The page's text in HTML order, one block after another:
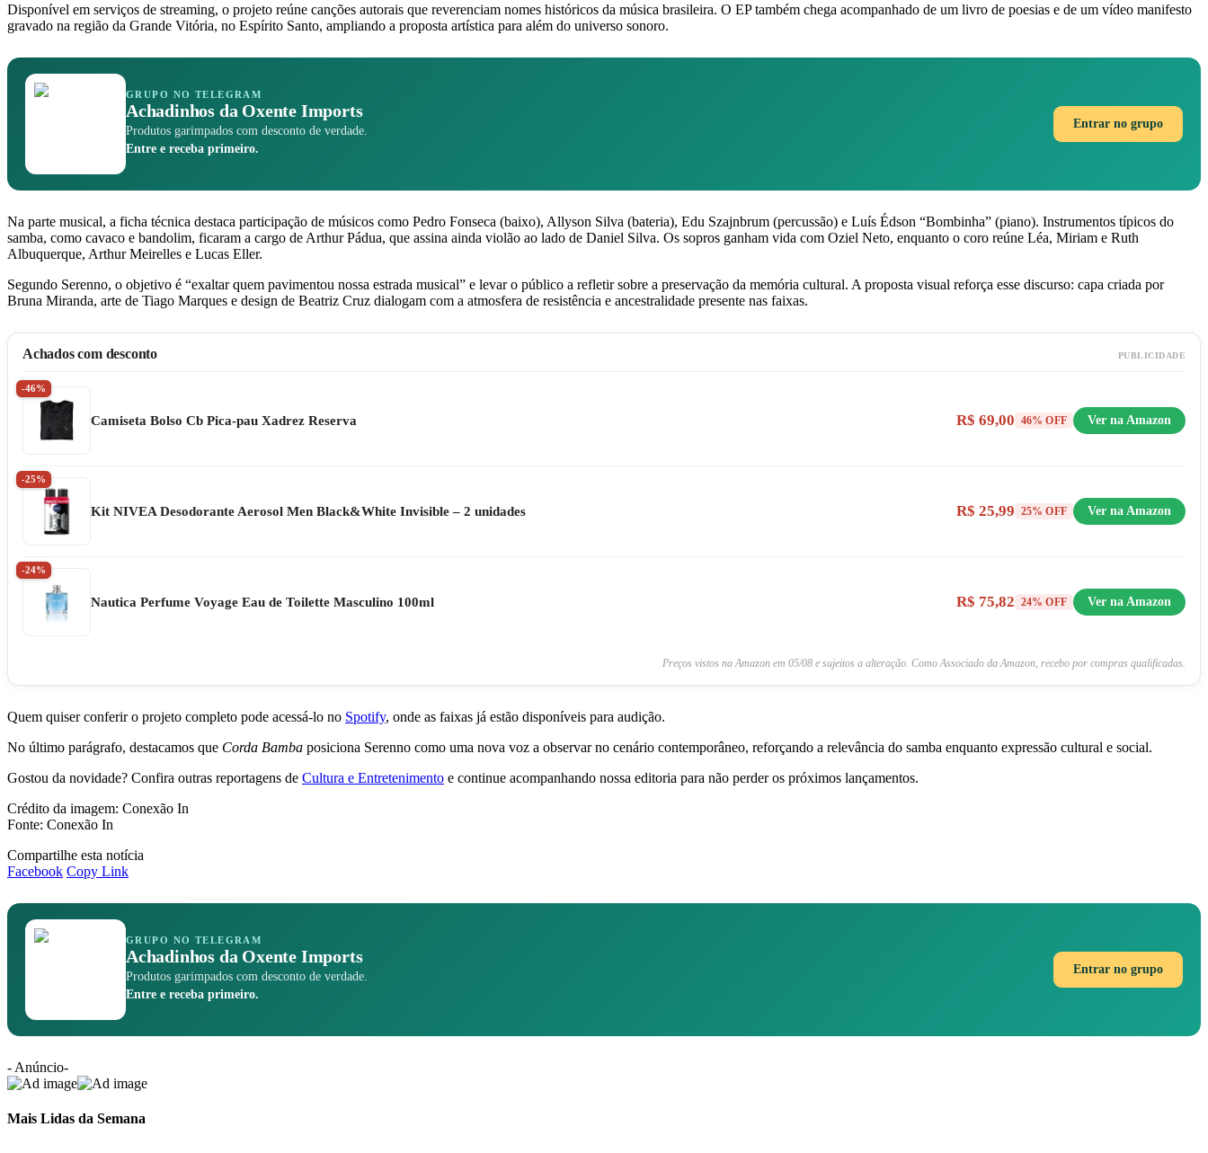
Disponível em serviços de streaming, o projeto reúne canções autorais que reverenciam nomes históricos da música brasileira. O EP também chega acompanhado de um livro de poesias e de um vídeo manifesto
gravado na região da Grande Vitória, no Espírito Santo, ampliando a proposta artística para além do universo sonoro.
GRUPO NO TELEGRAM
Achadinhos da Oxente Imports
Produtos garimpados com desconto de verdade.
Entre e receba primeiro.
Entrar no grupo
Na parte musical, a ficha técnica destaca participação de músicos como Pedro Fonseca (baixo), Allyson Silva (bateria), Edu Szajnbrum (percussão) e Luís Édson “Bombinha” (piano). Instrumentos típicos do
samba, como cavaco e bandolim, ficaram a cargo de Arthur Pádua, que assina ainda violão ao lado de Daniel Silva. Os sopros ganham vida com Oziel Neto, enquanto o coro reúne Léa, Miriam e Ruth
Albuquerque, Arthur Meirelles e Lucas Eller.
Segundo Serenno, o objetivo é “exaltar quem pavimentou nossa estrada musical” e levar o público a refletir sobre a preservação da memória cultural. A proposta visual reforça esse discurso: capa criada por
Bruna Miranda, arte de Tiago Marques e design de Beatriz Cruz dialogam com a atmosfera de resistência e ancestralidade presente nas faixas.
Achados com desconto PUBLICIDADE
-46%
Camiseta Bolso Cb Pica-pau Xadrez Reserva R$ 69,00 46% OFF Ver na Amazon
-25%
Kit NIVEA Desodorante Aerosol Men Black&White Invisible – 2 unidades R$ 25,99 25% OFF Ver na Amazon
-24%
Nautica Perfume Voyage Eau de Toilette Masculino 100ml R$ 75,82 24% OFF Ver na Amazon
Preços vistos na Amazon em 05/08 e sujeitos a alteração. Como Associado da Amazon, recebo por compras qualificadas.
Quem quiser conferir o projeto completo pode acessá-lo no Spotify, onde as faixas já estão disponíveis para audição.
No último parágrafo, destacamos que Corda Bamba posiciona Serenno como uma nova voz a observar no cenário contemporâneo, reforçando a relevância do samba enquanto expressão cultural e social.
Gostou da novidade? Confira outras reportagens de Cultura e Entretenimento e continue acompanhando nossa editoria para não perder os próximos lançamentos.
Crédito da imagem: Conexão In
Fonte: Conexão In
Compartilhe esta notícia
Facebook Copy Link
GRUPO NO TELEGRAM
Achadinhos da Oxente Imports
Produtos garimpados com desconto de verdade.
Entre e receba primeiro.
Entrar no grupo
- Anúncio-
Mais Lidas da Semana